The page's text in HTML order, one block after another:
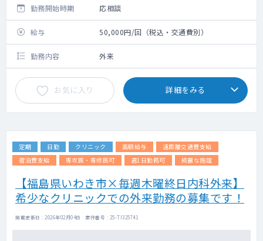
勤務開始時期 応相談
給与 50,000円/回（税込・交通費別）
勤務内容 外来
お気に入り 詳細をみる
定期 日勤 クリニック 高額給与
遠距離交通費支給
宿泊費支給
専攻医・専修医可 週1日勤務可 綺麗な施設
【福島県いわき市×毎週木曜終日内科外来】
希少なクリニックでの外来勤務の募集です！
掲載更新日 : 2026年02月04日 案件番号 : 25-TI325741